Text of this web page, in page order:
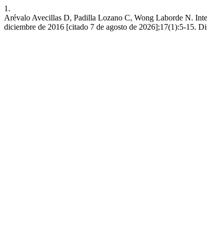
1.
Arévalo Avecillas D, Padilla Lozano C, Wong Laborde N.
diciembre de 2016 [citado 7 de agosto de 2026];17(1):5-15.